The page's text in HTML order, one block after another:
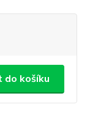
do košíku